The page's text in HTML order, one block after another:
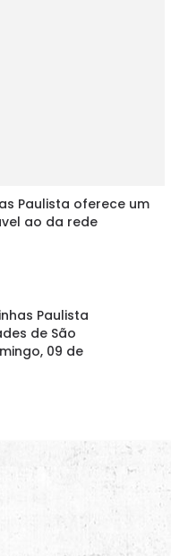
Paulista oferece um
ao da rede
Paulista
de São
09 de